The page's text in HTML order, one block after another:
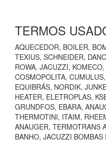
TERMOS
AQUECEDOR, BOILER,
TEXIUS, SCHNEIDER,
ROWA, JACUZZI,
COSMOPOLITA,
EQUIBRÁS, NORDIK,
HEATER, ELETROPLAS,
GRUNDFOS, EBARA,
THERMOTINI, ITAIM,
ANAUGER, TERMOTRANS
BANHO, JACUZZI